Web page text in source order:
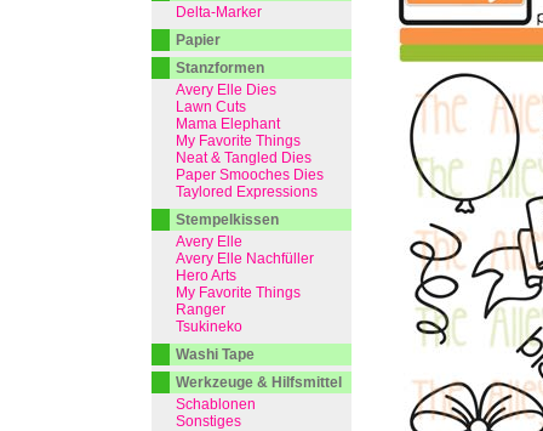
Delta-Marker
Papier
Stanzformen
Avery Elle Dies
Lawn Cuts
Mama Elephant
My Favorite Things
Neat & Tangled Dies
Paper Smooches Dies
Taylored Expressions
Stempelkissen
Avery Elle
Avery Elle Nachfüller
Hero Arts
My Favorite Things
Ranger
Tsukineko
Washi Tape
Werkzeuge & Hilfsmittel
Schablonen
Sonstiges